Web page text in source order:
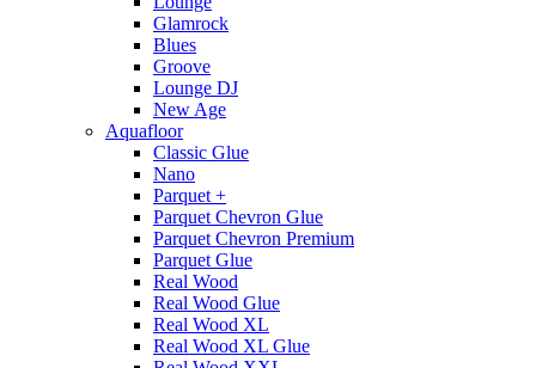
Glamrock
Blues
Groove
Lounge DJ
New Age
Aquafloor
Classic Glue
Nano
Parquet +
Parquet Chevron Glue
Parquet Chevron Premium
Parquet Glue
Real Wood
Real Wood Glue
Real Wood XL
Real Wood XL Glue